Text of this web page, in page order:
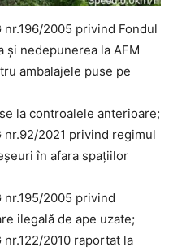
2005 privind Fondul
și nedepunerea la AFM
ambalajele puse pe
la controalele anterioare;
2021 privind regimul
în afara spațiilor
2005 privind
ilegală de ape uzate;
2010 raportat la